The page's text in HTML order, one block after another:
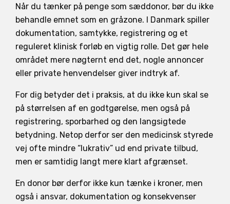
Når du tænker på penge som sæddonor, bør du ikke
behandle emnet som en gråzone. I Danmark spiller
dokumentation, samtykke, registrering og et
reguleret klinisk forløb en vigtig rolle. Det gør hele
området mere nøgternt end det, nogle annoncer
eller private henvendelser giver indtryk af.
For dig betyder det i praksis, at du ikke kun skal se
på størrelsen af en godtgørelse, men også på
registrering, sporbarhed og den langsigtede
betydning. Netop derfor ser den medicinsk styrede
vej ofte mindre “lukrativ” ud end private tilbud,
men er samtidig langt mere klart afgrænset.
En donor bør derfor ikke kun tænke i kroner, men
også i ansvar, dokumentation og konsekvenser